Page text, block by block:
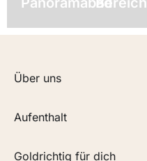
Über uns
Aufenthalt
Goldrichtig für dich